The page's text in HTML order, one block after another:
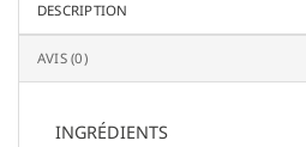
DESCRIPTION
AVIS (0)
INGRÉDIENTS